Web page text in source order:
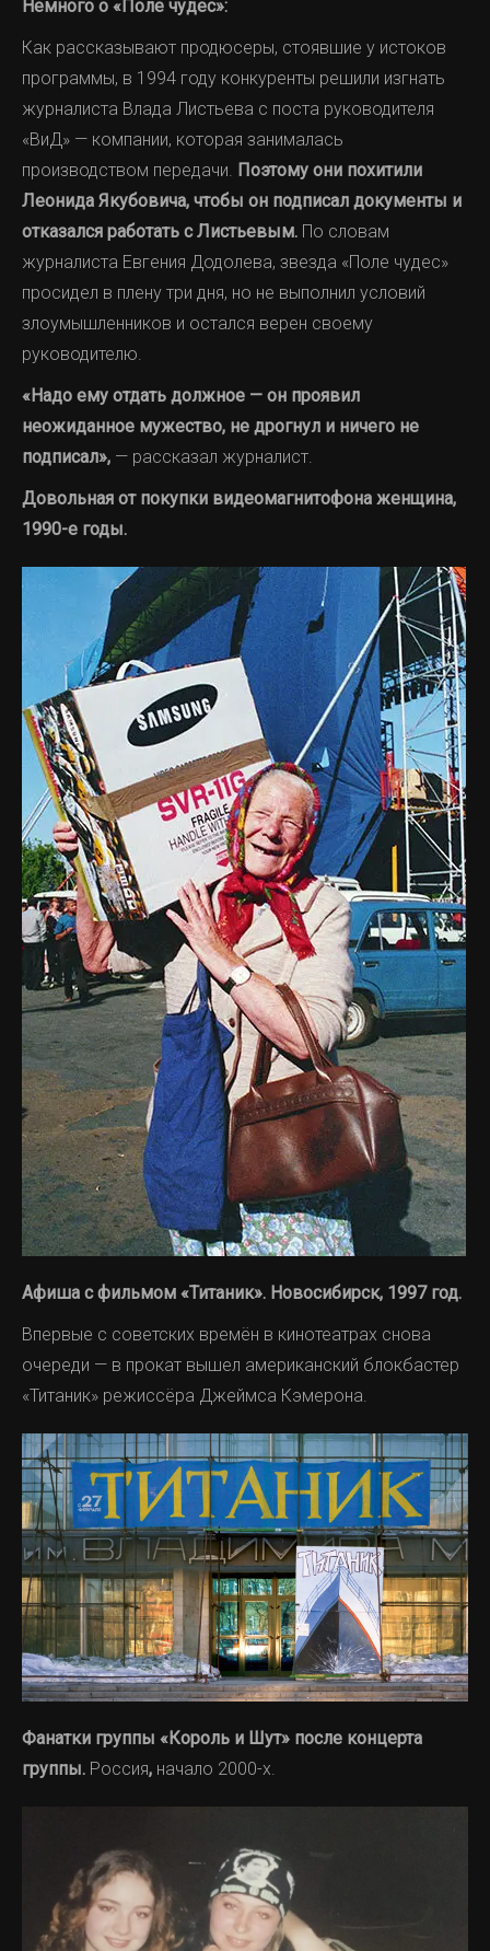
Немного о «Поле чудес»:
Как рассказывают продюсеры, стоявшие у истоков
программы, в 1994 году конкуренты решили изгнать
журналиста Влада Листьева с поста руководителя
«ВиД» — компании, которая занималась
производством передачи. Поэтому они похитили
Леонида Якубовича, чтобы он подписал документы и
отказался работать с Листьевым. По словам
журналиста Евгения Додолева, звезда «Поле чудес»
просидел в плену три дня, но не выполнил условий
злоумышленников и остался верен своему
руководителю.
«Надо ему отдать должное — он проявил
неожиданное мужество, не дрогнул и ничего не
подписал», — рассказал журналист.
Довольная от покупки видеомагнитофона женщина,
1990-е годы.
Афиша с фильмом «Титаник». Новосибирск, 1997 год.
Впервые с советских времён в кинотеатрах снова
очереди — в прокат вышел американский блокбастер
«Титаник» режиссёра Джеймса Кэмерона.
Фанатки группы «Король и Шут» после концерта
группы. Россия, начало 2000-х.